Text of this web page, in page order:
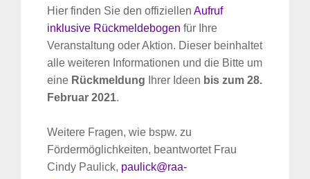
Hier finden Sie den offiziellen Aufruf
inklusive Rückmeldebogen für Ihre
Veranstaltung oder Aktion. Dieser beinhaltet
alle weiteren Informationen und die Bitte um
eine Rückmeldung Ihrer Ideen bis zum 28.
Februar 2021.
Weitere Fragen, wie bspw. zu
Fördermöglichkeiten, beantwortet Frau
Cindy Paulick, paulick@raa-